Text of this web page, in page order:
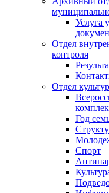
Услуга
Отдел
контроля
Отдел
Год
Спорт